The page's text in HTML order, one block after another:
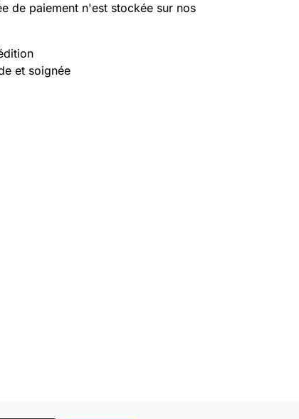
de paiement n'est stockée sur nos
et soignée